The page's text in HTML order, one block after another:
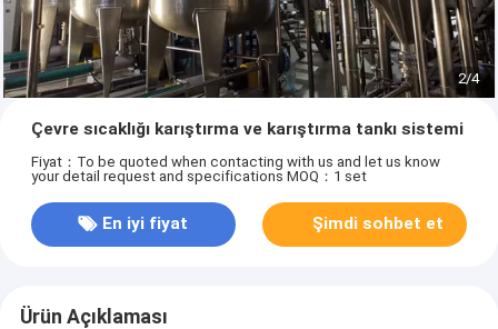
2/4
Çevre sıcaklığı karıştırma ve karıştırma tankı sistemi
Fiyat：To be quoted when contacting with us and let us know
your detail request and specifications MOQ：1 set
En iyi fiyat Şimdi sohbet et
Ürün Açıklaması